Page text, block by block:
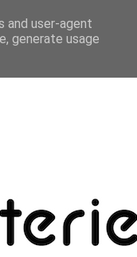
and user-agent
generate usage